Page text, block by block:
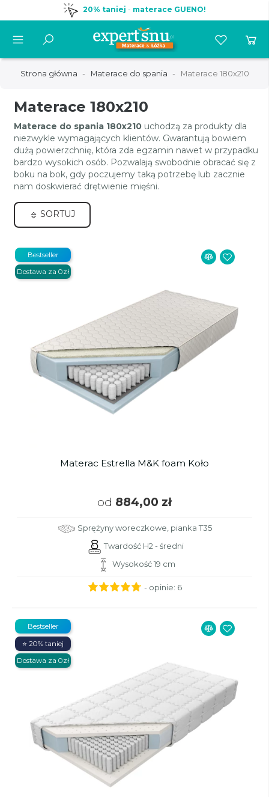
20% taniej - materace GUENO!
Strona główna Materace do spania Materace 180x210
Materace 180x210
Materace do spania 180x210 uchodzą za produkty dla
niezwykle wymagających klientów. Gwarantują bowiem
dużą powierzchnię, która zda egzamin nawet w przypadku
bardzo wysokich osób. Pozwalają swobodnie obracać się z
boku na bok, gdy poczujemy taką potrzebę lub zacznie
nam doskwierać drętwienie mięśni.
SORTUJ
Materac Estrella M&K foam Koło
od 884,00 zł
Sprężyny woreczkowe, pianka T35
Twardość H2 - średni
Wysokość 19 cm
Bestseller
Dostawa za 0zł
- opinie: 6
Bestseller
⭐ 20% taniej
Dostawa za 0zł